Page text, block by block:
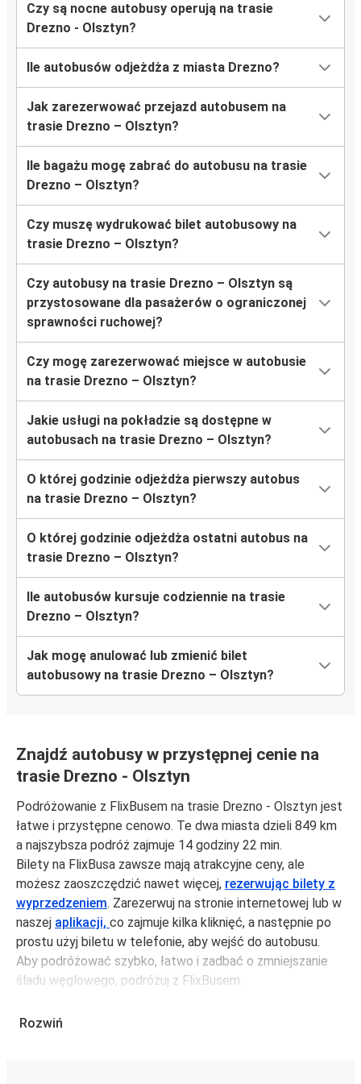
Czy są nocne autobusy operują na trasie
Drezno - Olsztyn?
Ile autobusów odjeżdża z miasta Drezno?
Jak zarezerwować przejazd autobusem na
trasie Drezno – Olsztyn?
Ile bagażu mogę zabrać do autobusu na trasie
Drezno – Olsztyn?
Czy muszę wydrukować bilet autobusowy na
trasie Drezno – Olsztyn?
Czy autobusy na trasie Drezno – Olsztyn są
przystosowane dla pasażerów o ograniczonej
sprawności ruchowej?
Czy mogę zarezerwować miejsce w autobusie
na trasie Drezno – Olsztyn?
Jakie usługi na pokładzie są dostępne w
autobusach na trasie Drezno – Olsztyn?
O której godzinie odjeżdża pierwszy autobus
na trasie Drezno – Olsztyn?
O której godzinie odjeżdża ostatni autobus na
trasie Drezno – Olsztyn?
Ile autobusów kursuje codziennie na trasie
Drezno – Olsztyn?
Jak mogę anulować lub zmienić bilet
autobusowy na trasie Drezno – Olsztyn?
Znajdź autobusy w przystępnej cenie na
trasie Drezno - Olsztyn
Podróżowanie z FlixBusem na trasie Drezno - Olsztyn jest
łatwe i przystępne cenowo. Te dwa miasta dzieli 849 km
a najszybsza podróż zajmuje 14 godziny 22 min.
Bilety na FlixBusa zawsze mają atrakcyjne ceny, ale
możesz zaoszczędzić nawet więcej, rezerwując bilety z
wyprzedzeniem. Zarezerwuj na stronie internetowej lub w
naszej aplikacji, co zajmuje kilka kliknięć, a następnie po
prostu użyj biletu w telefonie, aby wejść do autobusu.
Aby podróżować szybko, łatwo i zadbać o zmniejszanie
śladu węglowego, podróżuj z FlixBusem.
Rozwiń